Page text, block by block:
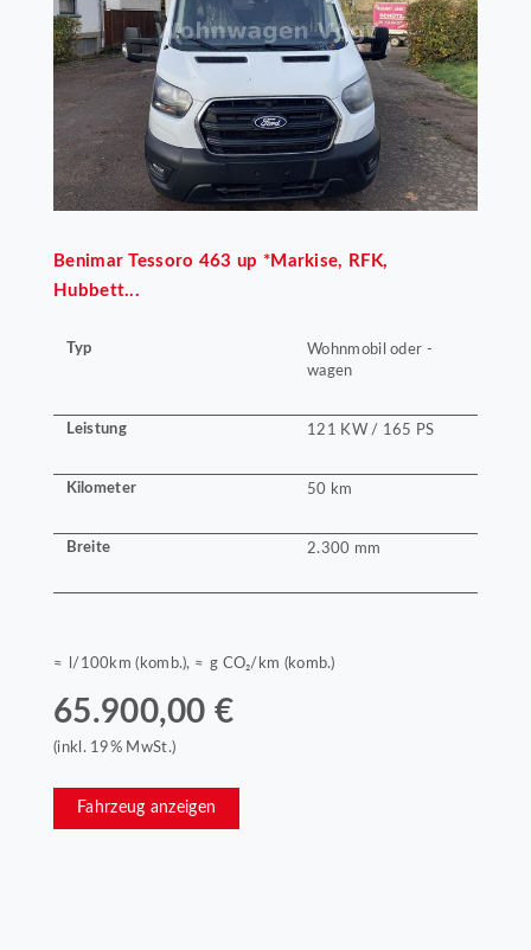
Benimar Tessoro 463 up *Markise, RFK,
Hubbett...
Typ
Wohnmobil oder -
wagen
Leistung 121 KW / 165 PS
Kilometer 50 km
Breite 2.300 mm
≈ l/100km (komb.), ≈ g CO₂/km (komb.)
65.900,00 €
(inkl. 19% MwSt.)
Fahrzeug anzeigen